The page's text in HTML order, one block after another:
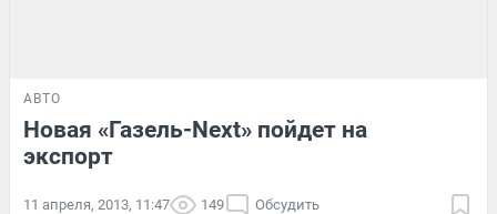
АВТО
Новая «Газель-Next» пойдет на
экспорт
11 апреля, 2013, 11:47 149 Обсудить